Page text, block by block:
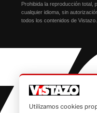
Prohibida la reproducción total,
cualquier idioma, sin
todos los contenidos de
Utilizamos cookies